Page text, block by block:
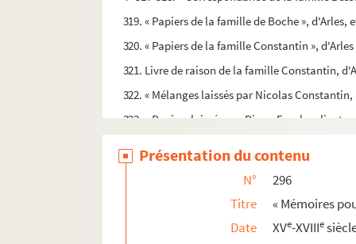
319. « Papiers de la famille de Boche », d'Arles,
320. « Papiers de la famille Constantin », d'Arles
321. Livre de raison de la famille Constantin,
322. « Mélanges laissés par Nicolas
323. « Papiers laissés par Pierre Faucher,
325. « Titres et papiers concernant la
Présentation du contenu
N°
296
Titre
« Mémoires
Date
XVe-XVIIIe